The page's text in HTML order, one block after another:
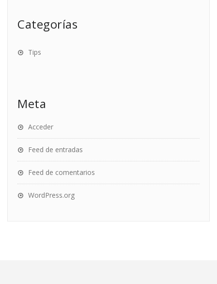
Categorías
Tips
Meta
Acceder
Feed de entradas
Feed de comentarios
WordPress.org